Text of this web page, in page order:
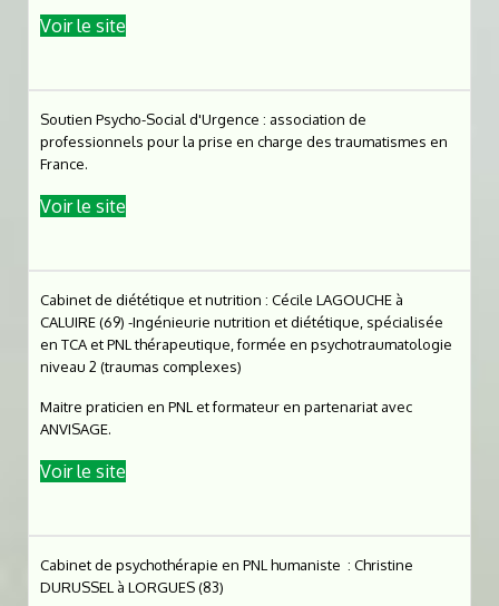
Voir le site
Soutien Psycho-Social d'Urgence : association de
professionnels pour la prise en charge des traumatismes en
France.
Voir le site
Cabinet de diététique et nutrition : Cécile LAGOUCHE à
CALUIRE (69) -Ingénieurie nutrition et diététique, spécialisée
en TCA et PNL thérapeutique, formée en psychotraumatologie
niveau 2 (traumas complexes)
Maitre praticien en PNL et formateur en partenariat avec
ANVISAGE.
Voir le site
Cabinet de psychothérapie en PNL humaniste : Christine
DURUSSEL à LORGUES (83)